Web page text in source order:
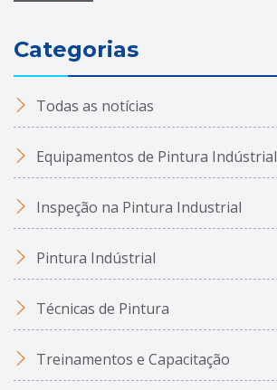
Categorias
Todas as notícias
Equipamentos de Pintura Indústrial
Inspeção na Pintura Industrial
Pintura Indústrial
Técnicas de Pintura
Treinamentos e Capacitação